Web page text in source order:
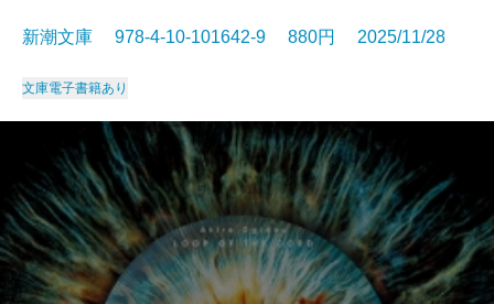
新潮文庫 978-4-10-101642-9 880円 2025/11/28
文庫電子書籍あり